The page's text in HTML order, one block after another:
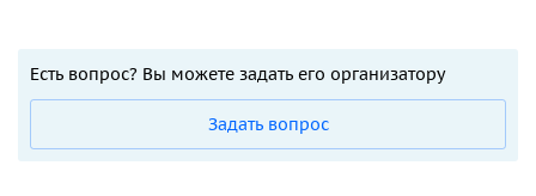
Есть вопрос? Вы можете задать его организатору
Задать вопрос